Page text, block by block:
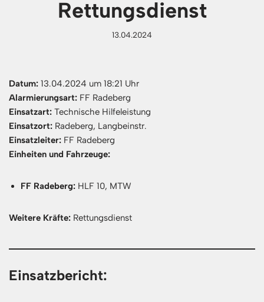
Rettungsdienst
13.04.2024
Datum: 13.04.2024 um 18:21 Uhr
Alarmierungsart: FF Radeberg
Einsatzart: Technische Hilfeleistung
Einsatzort: Radeberg, Langbeinstr.
Einsatzleiter: FF Radeberg
Einheiten und Fahrzeuge:
FF Radeberg: HLF 10, MTW
Weitere Kräfte: Rettungsdienst
Einsatzbericht: